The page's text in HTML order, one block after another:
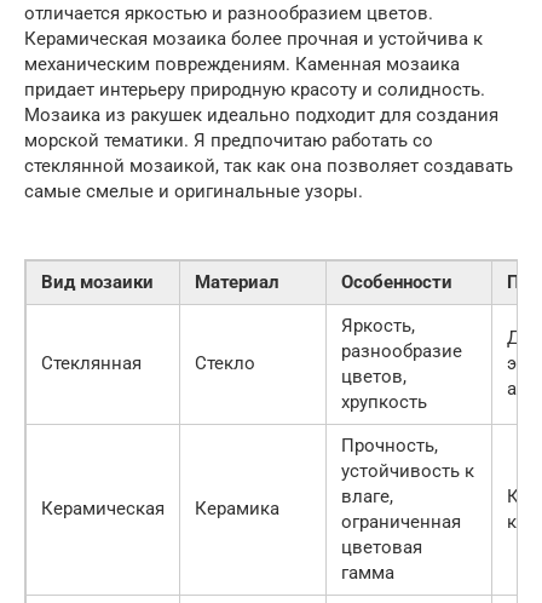
отличается яркостью и разнообразием цветов.
Керамическая мозаика более прочная и устойчива к
механическим повреждениям. Каменная мозаика
придает интерьеру природную красоту и солидность.
Мозаика из ракушек идеально подходит для создания
морской тематики. Я предпочитаю работать со
стеклянной мозаикой, так как она позволяет создавать
самые смелые и оригинальные узоры.
Вид мозаики Материал Особенности
Стеклянная Стекло
Яркость,
разнообразие
цветов,
хрупкость
Керамическая Керамика
Прочность,
устойчивость к
влаге,
ограниченная
цветовая
гамма